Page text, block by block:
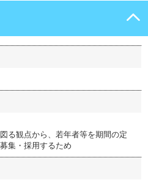
る観点から、若年者等を期間の定
集・採用するため